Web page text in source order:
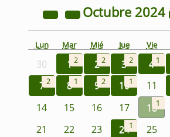
Octubre 2024
Lun Mar Mié Jue Vie
30 12 22 3 2 4 1
72 8 1 92 101 11
14
15 16 17 181
21
22 23 241 25